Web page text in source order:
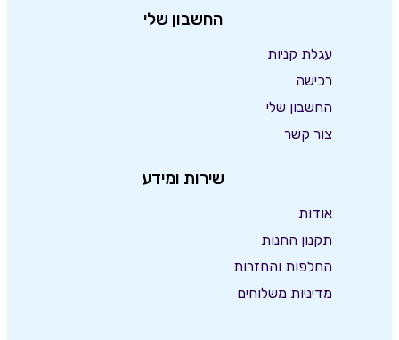
החשבון שלי
עגלת קניות
רכישה
החשבון שלי
צור קשר
שירות ומידע
אודות
תקנון החנות
החלפות והחזרות
מדיניות משלוחים